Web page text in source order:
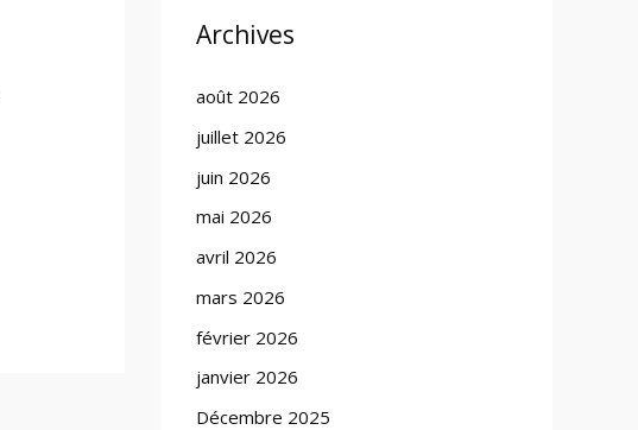
Archives
août 2026
juillet 2026
juin 2026
mai 2026
avril 2026
mars 2026
février 2026
janvier 2026
Décembre 2025